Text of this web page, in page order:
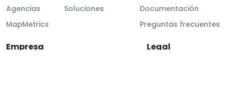
Agencias
MapMetrics
Soluciones
Documentación
Preguntas frecuentes
Empresa Legal